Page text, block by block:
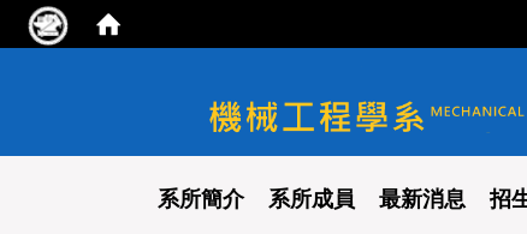
國立陽明交通大學 機械工
系所簡介 系所成員 最新消息 招